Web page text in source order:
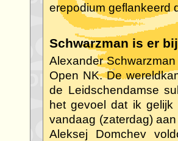
erepodium geflankeerd
Schwarzman is er
Alexander
Open NK. De
de Leidschendamse
het gevoel dat ik
vandaag (zaterdag)
Aleksej Domchev